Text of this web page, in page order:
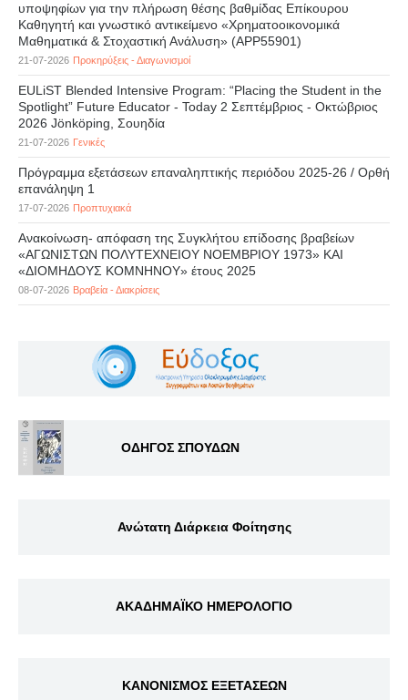
υποψηφίων για την πλήρωση θέσης βαθμίδας Επίκουρου
Καθηγητή και γνωστικό αντικείμενο «Χρηματοοικονομικά
Μαθηματικά & Στοχαστική Ανάλυση» (APP55901)
21-07-2026 Προκηρύξεις - Διαγωνισμοί
EULiST Blended Intensive Program: “Placing the Student in the
Spotlight” Future Educator - Today 2 Σεπτέμβριος - Οκτώβριος
2026 Jönköping, Σουηδία
21-07-2026 Γενικές
Πρόγραμμα εξετάσεων επαναληπτικής περιόδου 2025-26 / Ορθή
επανάληψη 1
17-07-2026 Προπτυχιακά
Ανακοίνωση- απόφαση της Συγκλήτου επίδοσης βραβείων
«ΑΓΩΝΙΣΤΩΝ ΠΟΛΥΤΕΧΝΕΙΟΥ ΝΟΕΜΒΡΙΟΥ 1973» ΚΑΙ
«ΔΙΟΜΗΔΟΥΣ ΚΟΜΝΗΝΟΥ» έτους 2025
08-07-2026 Βραβεία - Διακρίσεις
ΟΔΗΓΟΣ ΣΠΟΥΔΩΝ
Ανώτατη Διάρκεια Φοίτησης
ΑΚΑΔΗΜΑΪΚΟ ΗΜΕΡΟΛΟΓΙΟ
ΚΑΝΟΝΙΣΜΟΣ ΕΞΕΤΑΣΕΩΝ